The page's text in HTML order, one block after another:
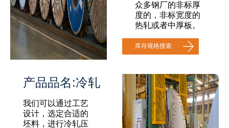
众多钢厂的非标厚
度的，非标宽度的
热轧或者中厚板。
库存规格搜索
产品品名:冷轧
我们可以通过工艺
设计，选定合适的
坯料，进行冷轧压